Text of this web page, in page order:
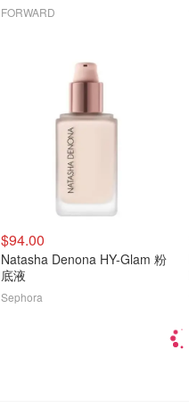
FORWARD
$94.00
Natasha Denona HY-Glam 粉
底液
Sephora